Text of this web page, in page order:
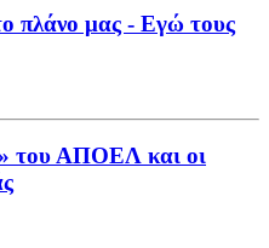
πλάνο μας - Εγώ τους
του ΑΠΟΕΛ και οι